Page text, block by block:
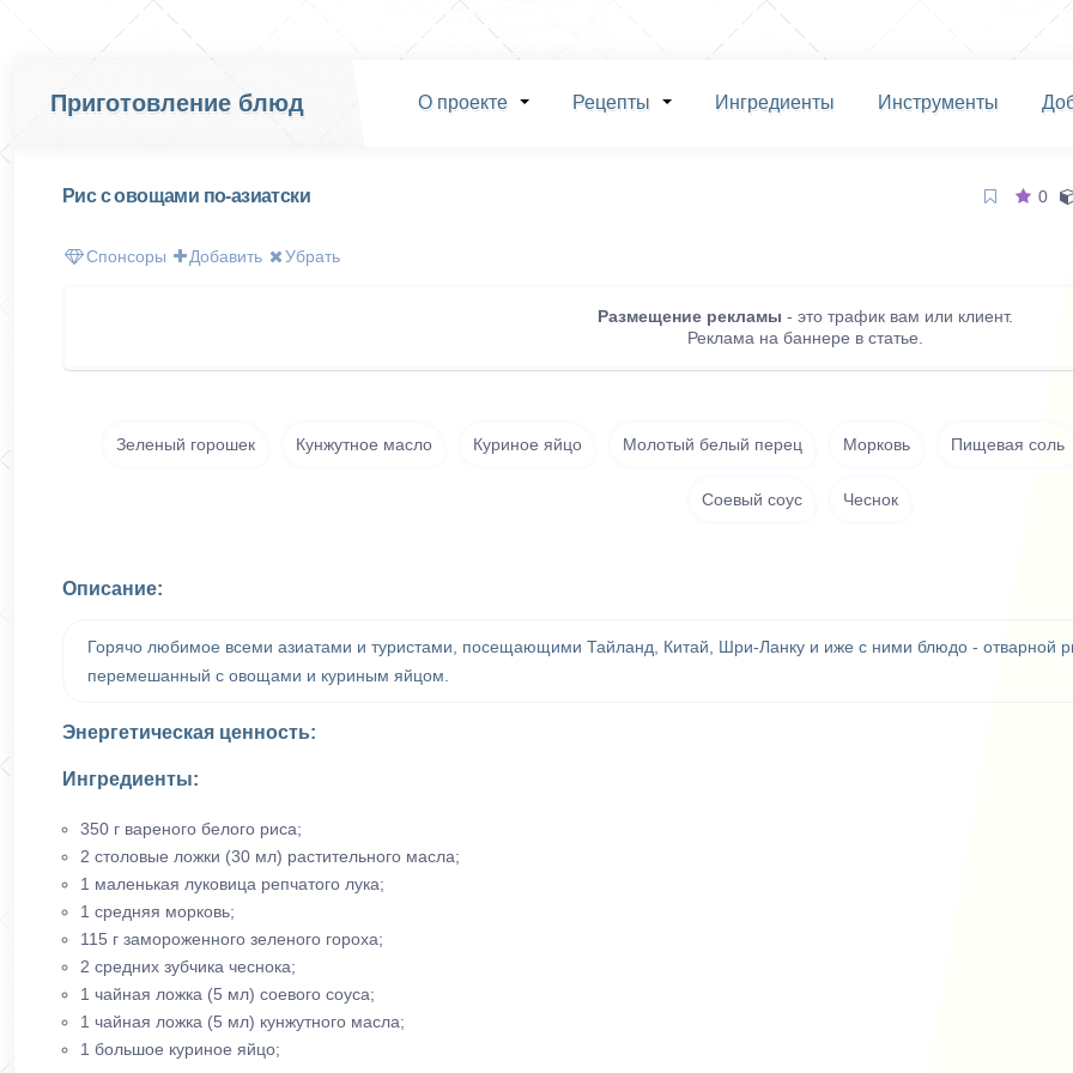
Приготовление блюд О проекте Рецепты Ингредиенты Инструменты
Рис с овощами по-азиатски 0
Спонсоры Добавить Убрать
Размещение рекламы - это трафик вам или клиент.
Реклама на баннере в статье.
Зеленый горошек Кунжутное масло Куриное яйцо Молотый белый перец Морковь Пищевая соль
Соевый соус Чеснок
Описание:
Горячо любимое всеми азиатами и туристами, посещающими Тайланд, Китай, Шри-Ланку и иже с ними блюдо - отварной
перемешанный с овощами и куриным яйцом.
Энергетическая ценность:
Ингредиенты:
350 г вареного белого риса;
2 столовые ложки (30 мл) растительного масла;
1 маленькая луковица репчатого лука;
1 средняя морковь;
115 г замороженного зеленого гороха;
2 средних зубчика чеснока;
1 чайная ложка (5 мл) соевого соуса;
1 чайная ложка (5 мл) кунжутного масла;
1 большое куриное яйцо;